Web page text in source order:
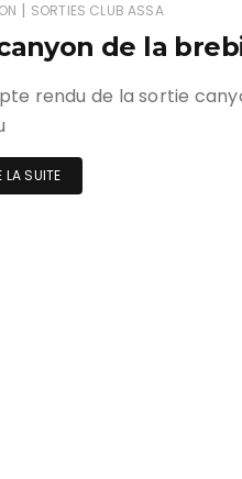
| SORTIES CLUB ASSA
de la
rendu de la sortie
LA SUITE